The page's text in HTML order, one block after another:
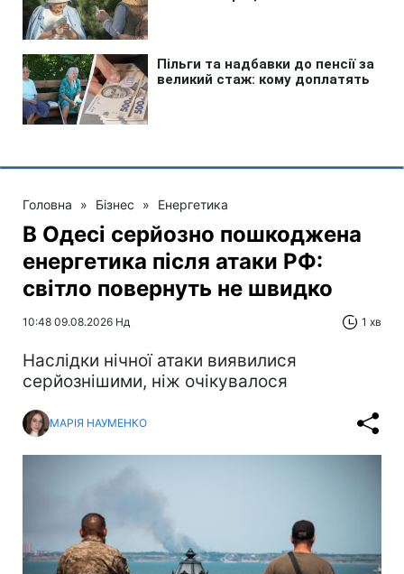
Головна » Бізнес » Енергетика
В Одесі серйозно пошкоджена
енергетика після атаки РФ:
світло повернуть не швидко
10:48 09.08.2026 Нд 1 хв
Наслідки нічної атаки виявилися
серйознішими, ніж очікувалося
МАРІЯ НАУМЕНКО